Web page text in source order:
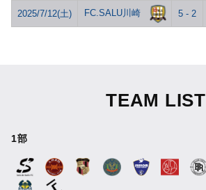
2025/7/12(土) FC.SALU川崎 5 - 2
TEAM LIST
1部